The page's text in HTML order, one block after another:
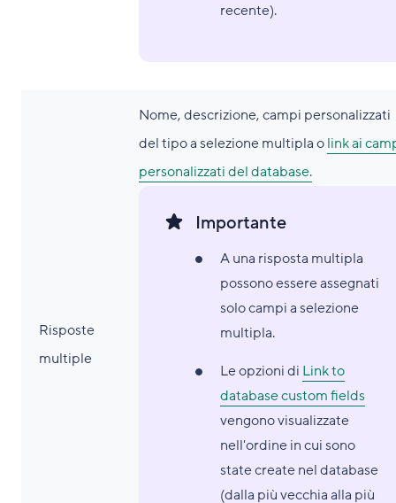
recente).
Risposte
multiple
Nome, descrizione, campi personalizzati
del tipo a selezione multipla olink ai
personalizzati del database.
Importante
A una risposta multipla
possono essere assegnati
solo campi a selezione
multipla.
Le opzioni di Link to
database custom fields
vengono visualizzate
nell'ordine in cui sono
state create nel database
(dalla più vecchia alla più